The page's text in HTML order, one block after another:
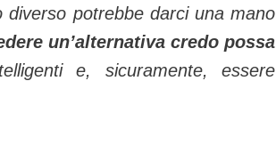
potrebbe darci una mano
un’alternativa credo possa
e, sicuramente, essere